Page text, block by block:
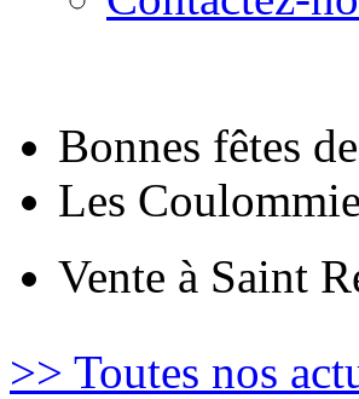
Bonnes fêtes
Les
Vente à Saint
>> Toutes nos